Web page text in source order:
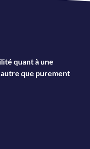
quant à une
que purement